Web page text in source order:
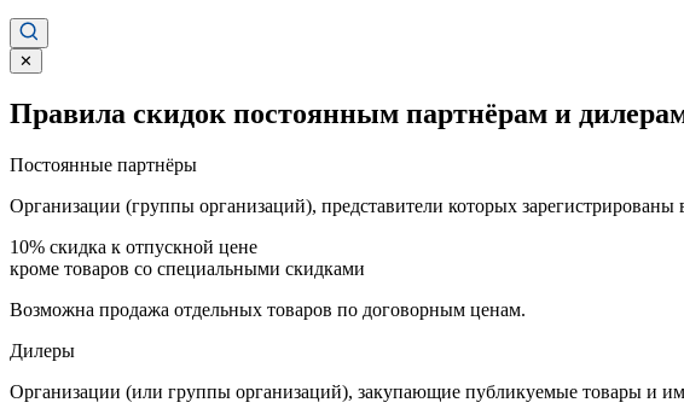
✕
Правила скидок постоянным партнёрам и
Постоянные партнёры
Организации (группы организаций), представители которых зарегистрированы
10% скидка к отпускной цене
кроме товаров со специальными скидками
Возможна продажа отдельных товаров по договорным ценам.
Дилеры
Организации (или группы организаций), закупающие публикуемые товары и